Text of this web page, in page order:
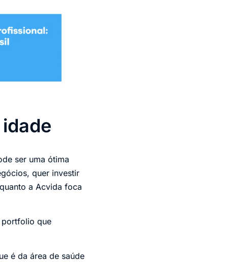
ser uma ótima
quer investir
a Acvida foca
que
é da área de saúde